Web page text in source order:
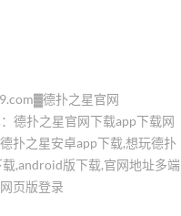
德扑之星官网
德扑之星官网下载app下载网
扑之星安卓app下载,想玩德扑
,android版下载,官网地址多端
页版登录